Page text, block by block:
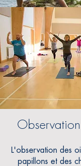
L'observation des
papillons et des